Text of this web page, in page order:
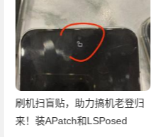
刷机扫盲贴，助力搞机老登归
来！装APatch和LSPosed